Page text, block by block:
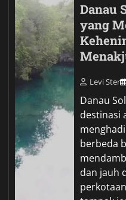
Danau
yang
Levi Ster
Danau
destinasi
berbeda
dan jauh